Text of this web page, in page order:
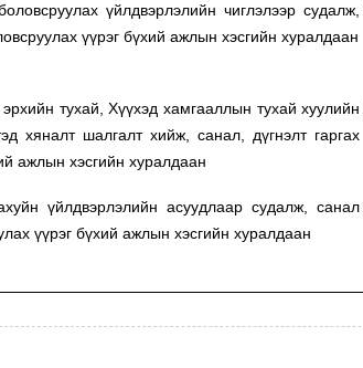
үйлдвэрлэлийн чиглэлээр судалж,
үүрэг бүхий ажлын хэсгийн хуралдаан
тухай, Хүүхэд хамгааллын тухай хуулийн
хяналт шалгалт хийж, санал, дүгнэлт гаргах
ажлын хэсгийн хуралдаан
үйлдвэрлэлийн асуудлаар судалж, санал
үүрэг бүхий ажлын хэсгийн хуралдаан